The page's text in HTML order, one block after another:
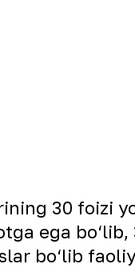
30 foizi
ega bo‘lib,
bo‘lib